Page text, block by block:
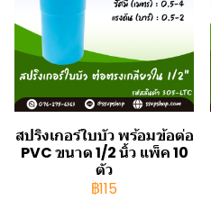
สปริงเกอร์ใบบัว พร้อมข้อต่อ
PVC ขนาด 1/2 นิ้ว แพ็ค 10
ตัว
฿115